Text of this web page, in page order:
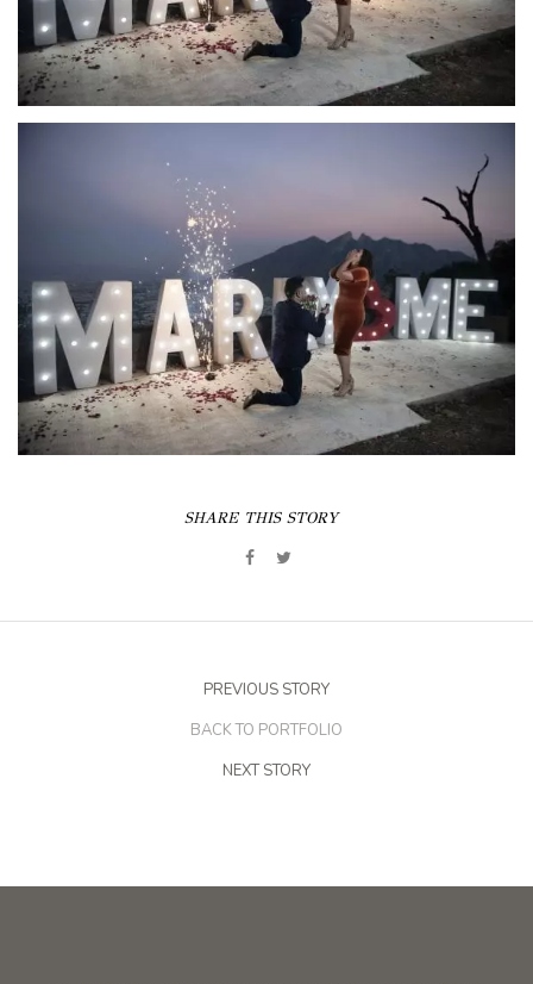
SHARE THIS STORY
PREVIOUS STORY
BACK TO PORTFOLIO
NEXT STORY